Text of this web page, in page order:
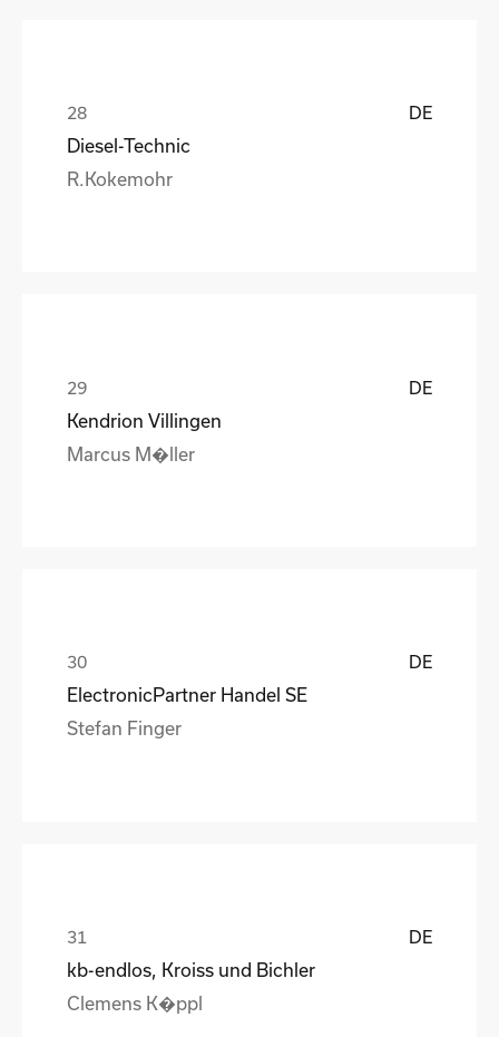
DE
Diesel-Technic
R.Kokemohr
DE
Kendrion Villingen
Marcus M�ller
DE
ElectronicPartner Handel SE
Stefan Finger
DE
kb-endlos, Kroiss und Bichler
Clemens K�ppl